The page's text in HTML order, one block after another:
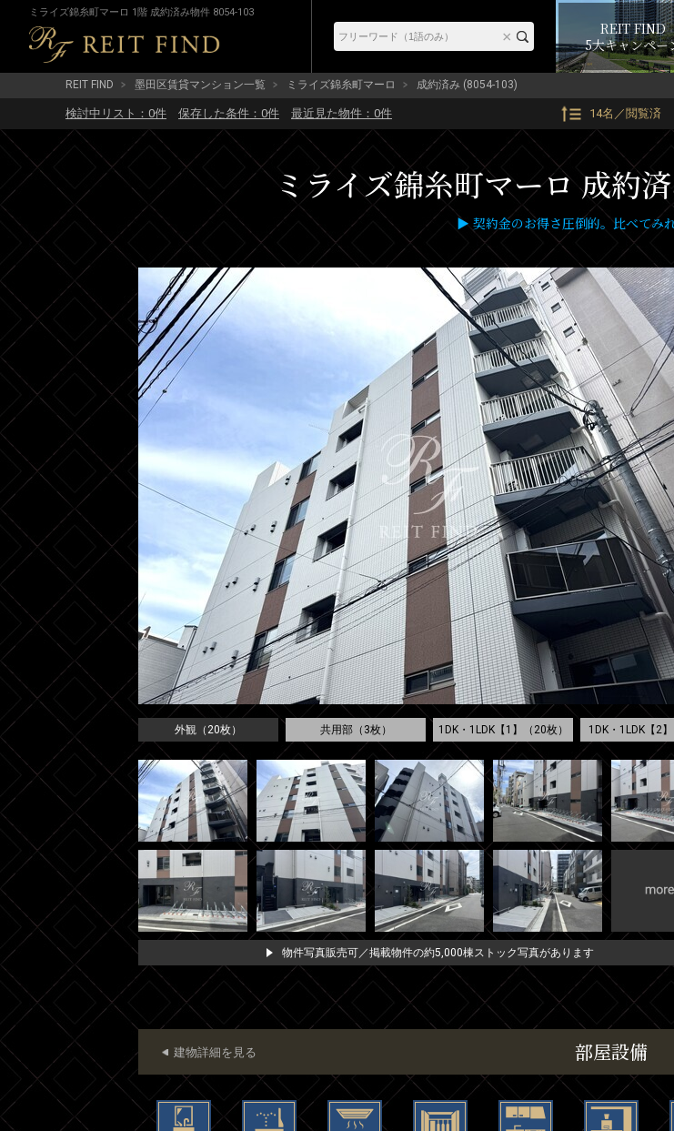
ミライズ錦糸町マーロ 1階 成約済み物件 8054-103
REIT FIND
5大キャンペー
REIT FIND 墨田区賃貸マンション一覧 ミライズ錦糸町マーロ 成約済み (8054-103)
検討中リスト： 0件 保存した条件： 0件 最近見た物件： 0件 14名／閲覧済
ミライズ錦糸町マーロ 成約
▶ 契約金のお得さ圧倒的。比べてみ
外観（20枚） 共用部（3枚） 1DK・1LDK【1】（20枚） 1DK・1LDK【2】
物件写真販売可／掲載物件の約5,000棟ストック写真があります
部屋設備
建物詳細を見る